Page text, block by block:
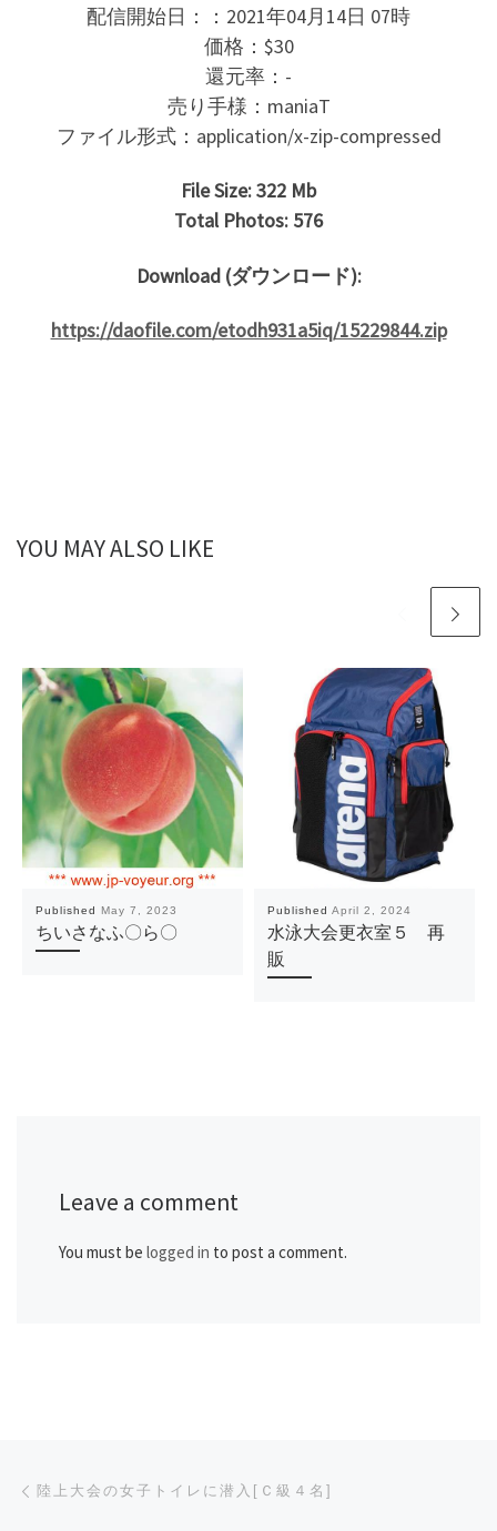
配信開始日：：2021年04月14日 07時
価格：$30
還元率：-
売り手様：maniaT
ファイル形式：application/x-zip-compressed
File Size: 322 Mb
Total Photos: 576
Download (ダウンロード):
https://daofile.com/etodh931a5iq/15229844.zip
YOU MAY ALSO LIKE
Published May 7, 2023
ちいさなふ〇ら〇
Published April 2, 2024
水泳大会更衣室５ 再
販
Leave a comment
You must be logged in to post a comment.
Post navigation
陸上大会の女子トイレに潜入[Ｃ級４名]